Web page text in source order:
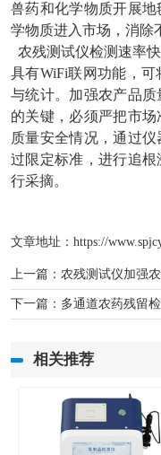
兽药和化学物质开展
学物质进入市场，消除
农残测试仪检测速率
具有WiFi联网功能，
与统计。加强农产品
的关键，必须严把市
质量安全情况，通过
过限定标准，进行追
行采摘。
文章地址： https://
上一篇： 农残测试仪加强
下一篇： 多通道农药残留检
相关推荐